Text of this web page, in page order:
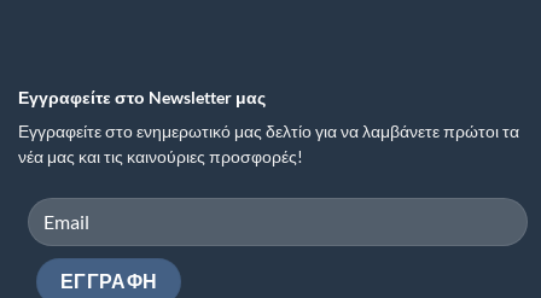
Εγγραφείτε στο Newsletter μας
Εγγραφείτε στο ενημερωτικό μας δελτίο για να λαμβάνετε πρώτοι τα
νέα μας και τις καινούριες προσφορές!